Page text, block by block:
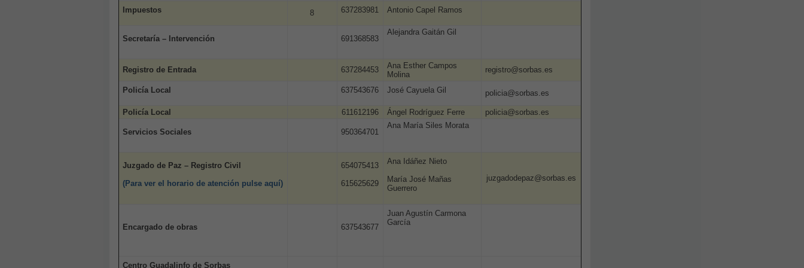
Impuestos 8 637283981 Antonio Capel Ramos
Secretaría – Intervención 691368583
Alejandra Gaitán Gil
Registro de Entrada 637284453
Ana Esther Campos
Molina
registro@sorbas.es
Policía Local 637543676 José Cayuela Gil policia@sorbas.es
Policía Local 611612196 Ángel Rodríguez Ferre policia@sorbas.es
Servicios Sociales 950364701
Ana María Siles Morata
Juzgado de Paz – Registro Civil
(Para ver el horario de atención pulse aquí)
654075413
615625629
Ana Idáñez Nieto
María José Mañas
Guerrero
juzgadodepaz@sorbas.es
Encargado de obras 637543677
Juan Agustín Carmona
García
Centro Guadalinfo de Sorbas